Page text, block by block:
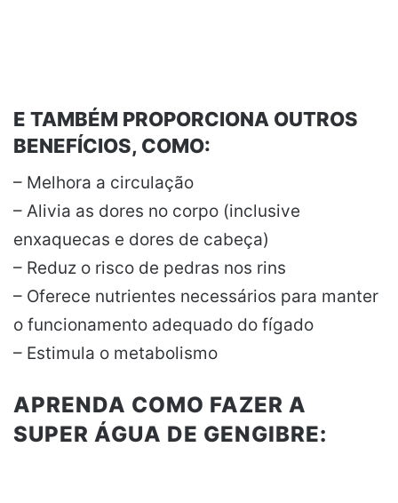
E TAMBÉM PROPORCIONA OUTROS
BENEFÍCIOS, COMO:
– Melhora a circulação
– Alivia as dores no corpo (inclusive
enxaquecas e dores de cabeça)
– Reduz o risco de pedras nos rins
– Oferece nutrientes necessários para manter
o funcionamento adequado do fígado
– Estimula o metabolismo
APRENDA COMO FAZER A
SUPER ÁGUA DE GENGIBRE: